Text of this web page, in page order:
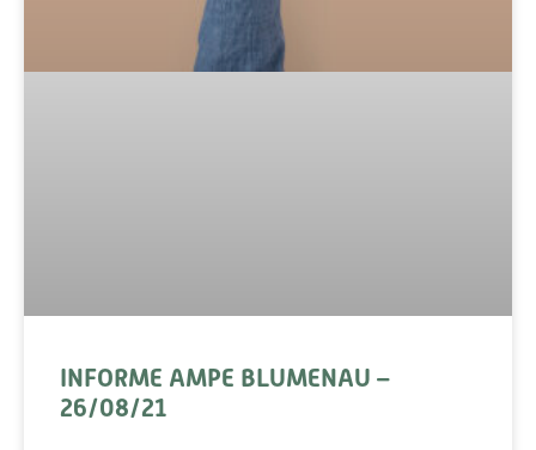
INFORME AMPE BLUMENAU –
26/08/21